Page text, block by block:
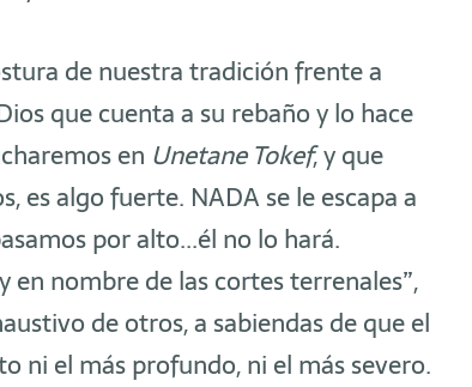
de nuestra tradición frente a
que cuenta a su rebaño y lo hace
en Unetane Tokef, y que
es algo fuerte. NADA se le escapa a
por alto...él no lo hará.
en nombre de las cortes terrenales”,
de otros, a sabiendas de que el
ni el más profundo, ni el más severo.